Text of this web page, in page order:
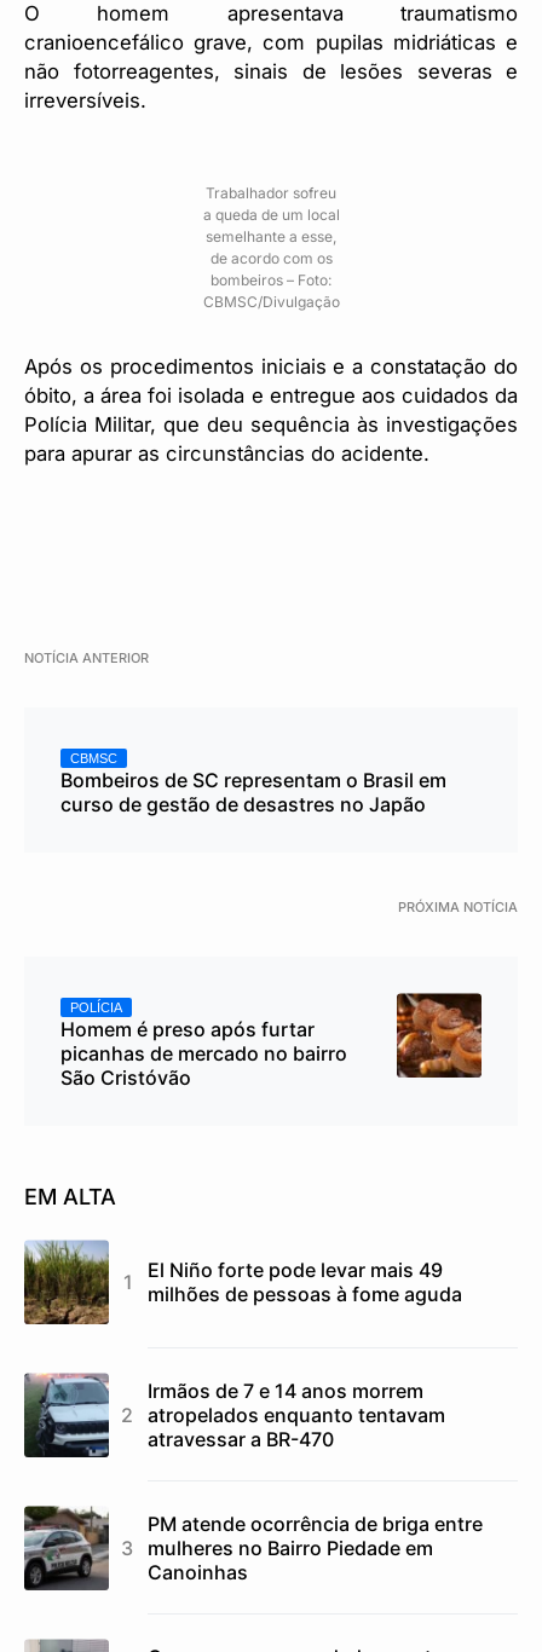
O homem apresentava traumatismo
cranioencefálico grave, com pupilas midriáticas e
não fotorreagentes, sinais de lesões severas e
irreversíveis.
Trabalhador sofreu
a queda de um local
semelhante a esse,
de acordo com os
bombeiros – Foto:
CBMSC/Divulgação
Após os procedimentos iniciais e a constatação do
óbito, a área foi isolada e entregue aos cuidados da
Polícia Militar, que deu sequência às investigações
para apurar as circunstâncias do acidente.
NOTÍCIA ANTERIOR
CBMSC
Bombeiros de SC representam o Brasil em
curso de gestão de desastres no Japão
PRÓXIMA NOTÍCIA
POLÍCIA
Homem é preso após furtar
picanhas de mercado no bairro
São Cristóvão
EM ALTA
El Niño forte pode levar mais 49
milhões de pessoas à fome aguda
Irmãos de 7 e 14 anos morrem
atropelados enquanto tentavam
atravessar a BR-470
PM atende ocorrência de briga entre
mulheres no Bairro Piedade em
Canoinhas